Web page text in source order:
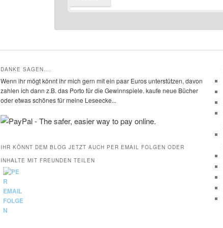
DANKE SAGEN….
Wenn ihr mögt könnt ihr mich gern mit ein paar Euros unterstützen, davon
zahlen ich dann z.B. das Porto für die Gewinnspiele. kaufe neue Bücher
oder etwas schönes für meine Leseecke...
IHR KÖNNT DEM BLOG JETZT AUCH PER EMAIL FOLGEN ODER
INHALTE MIT FREUNDEN TEILEN